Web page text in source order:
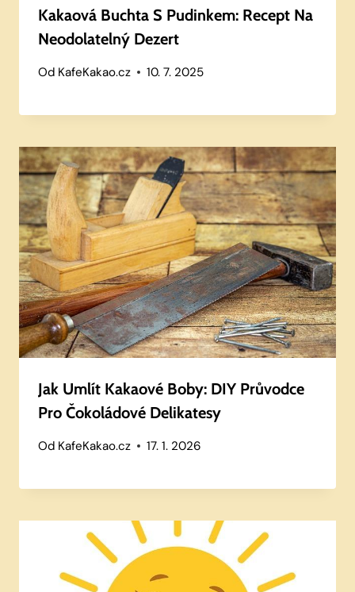
Kakaová Buchta S Pudinkem: Recept Na
Neodolatelný Dezert
Od KafeKakao.cz 10. 7. 2025
Jak Umlít Kakaové Boby: DIY Průvodce
Pro Čokoládové Delikatesy
Od KafeKakao.cz 17. 1. 2026